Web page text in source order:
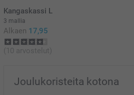
Kangaskassi L
3 mallia
Alkaen 17,95
(10 arvostelut)
Joulukoristeita kotona